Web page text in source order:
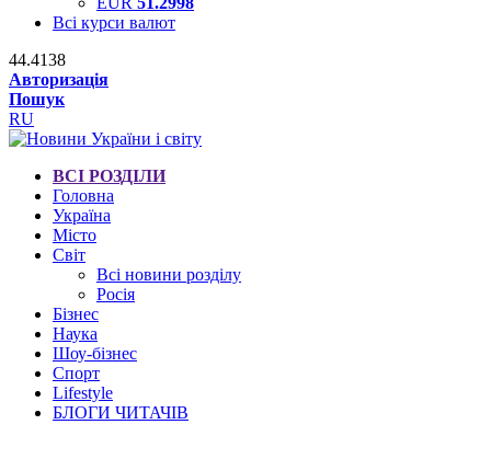
Всі курси валют
44.4138
Авторизація
Пошук
RU
ВСІ РОЗДІЛИ
Головна
Україна
Місто
Світ
Всі новини розділу
Росія
Бізнес
Наука
Шоу-бізнес
Спорт
Lifestyle
БЛОГИ ЧИТАЧІВ